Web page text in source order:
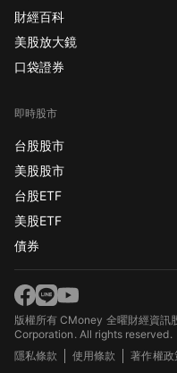
財經百科
美股放大鏡
口袋證券
即時股市
台股股市
美股股市
台股ETF
美股ETF
債券
版權所有 CMoney 全曜財經資
Corporation. All rights reserved.
隱私條款
使用條款 著作權政